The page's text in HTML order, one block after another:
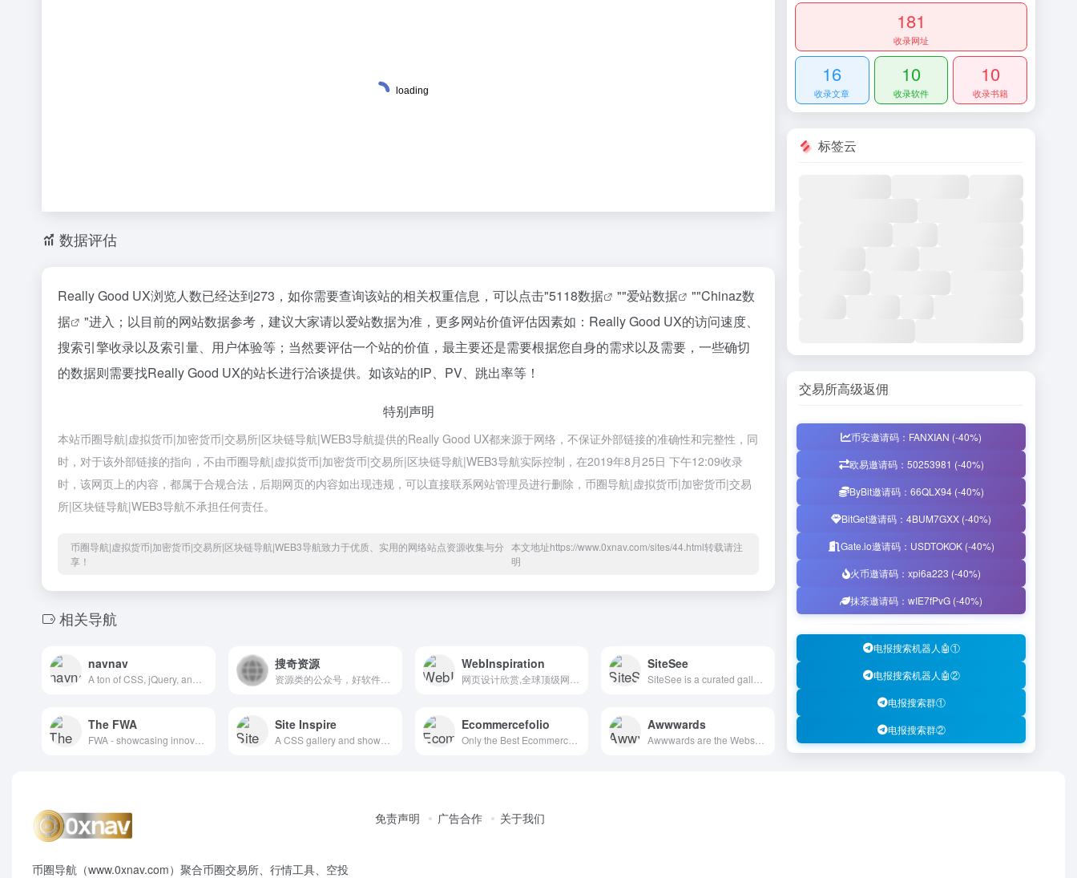
数据评估
Really Good UX浏览人数已经达到273，如你需要查询该站的相关权重信息，可以点击"5118数据 ""爱站数据 ""Chinaz数
据
"进入；以目前的网站数据参考，建议大家请以爱站数据为准，更多网站价值评估因素如：Really Good UX的访问速度、
搜索引擎收录以及索引量、用户体验等；当然要评估一个站的价值，最主要还是需要根据您自身的需求以及需要，一些确切
的数据则需要找Really Good UX的站长进行洽谈提供。如该站的IP、PV、跳出率等！
特别声明
本站币圈导航|虚拟货币|加密货币|交易所|区块链导航|WEB3导航提供的Really Good UX都来源于网络，不保证外部链接的准确性和完整性，同
时，对于该外部链接的指向，不由币圈导航|虚拟货币|加密货币|交易所|区块链导航|WEB3导航实际控制，在2019年8月25日 下午12:09收录
时，该网页上的内容，都属于合规合法，后期网页的内容如出现违规，可以直接联系网站管理员进行删除，币圈导航|虚拟货币|加密货币|交易
所|区块链导航|WEB3导航不承担任何责任。
币圈导航|虚拟货币|加密货币|交易所|区块链导航|WEB3导航致力于优质、实用的网络站点资源收集与分
享！
本文地址https://www.0xnav.com/sites/44.html转载请注
明
相关导航
navnav 搜奇资源
资源类的公众号，好软件好站点分享
WebInspiration SiteSee
The FWA Site Inspire
A CSS gallery and showcase of the best web design inspiration.
Ecommercefolio
Only the Best Ecommerce Design Inspiration
Awwwards
181
收录网址
16
收录文章
10
收录软件
10
收录书籍
标签云
交易所高级返佣
币安邀请码：FANXIAN (-40%)
欧易邀请码：50253981 (-40%)
ByBit邀请码：66QLX94 (-40%)
BitGet邀请码：4BUM7GXX (-40%)
Gate.io邀请码：USDTOKOK (-40%)
火币邀请码：xpi6a223 (-40%)
抹茶邀请码：wIE7fPvG (-40%)
电报搜索机器人🤖①
电报搜索机器人🤖②
电报搜索群①
电报搜索群②
币圈导航（www.0xnav.com）聚合币圈交易所、行情工具、空投
免责声明 广告合作 关于我们